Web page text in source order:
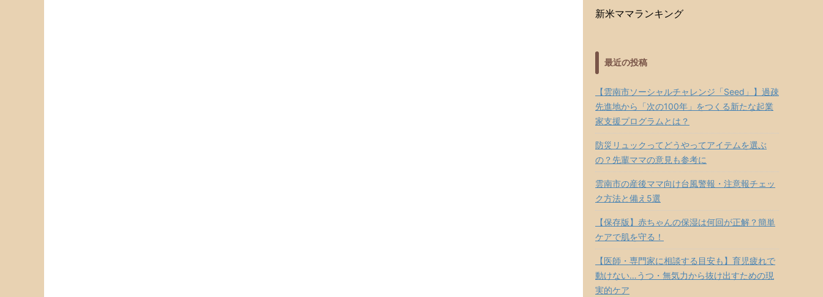
新米ママランキング
最近の投稿
【雲南市ソーシャルチャレンジ「Seed」】過疎
先進地から「次の100年」をつくる新たな起業
家支援プログラムとは？
防災リュックってどうやってアイテムを選ぶ
の？先輩ママの意見も参考に
雲南市の産後ママ向け台風警報・注意報チェッ
ク方法と備え5選
【保存版】赤ちゃんの保湿は何回が正解？簡単
ケアで肌を守る！
【医師・専門家に相談する目安も】育児疲れで
動けない…うつ・無気力から抜け出すための現
実的ケア